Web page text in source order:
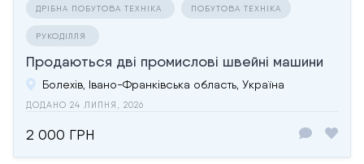
ДРІБНА ПОБУТОВА ТЕХНІКА ПОБУТОВА ТЕХНІКА
РУКОДІЛЛЯ
Продаються дві промислові швейні машини
Болехів, Івано-Франківська область, Україна
ДОДАНО 24 ЛИПНЯ, 2026
2 000 ГРН